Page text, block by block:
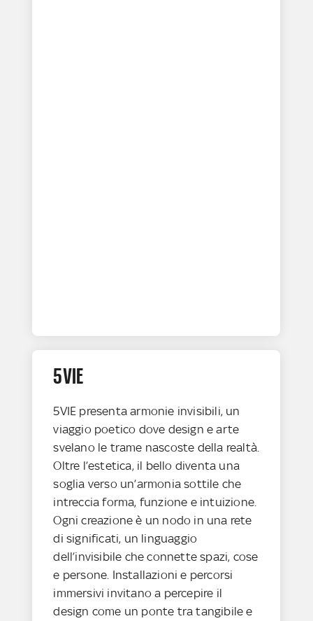
5VIE
5VIE presenta armonie invisibili, un
viaggio poetico dove design e arte
svelano le trame nascoste della realtà.
Oltre l’estetica, il bello diventa una
soglia verso un’armonia sottile che
intreccia forma, funzione e intuizione.
Ogni creazione è un nodo in una rete
di significati, un linguaggio
dell’invisibile che connette spazi, cose
e persone. Installazioni e percorsi
immersivi invitano a percepire il
design come un ponte tra tangibile e